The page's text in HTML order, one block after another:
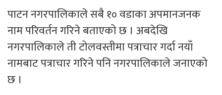
पाटन नगरपालिकाले सबै १० वडाका अपमानजनक
नाम परिवर्तन गरिने बताएको छ । अबदेखि
नगरपालिकाले ती टोलवस्तीमा पत्राचार गर्दा नयाँ
नामबाट पत्राचार गरिने पनि नगरपालिकाले जनाएको
छ ।